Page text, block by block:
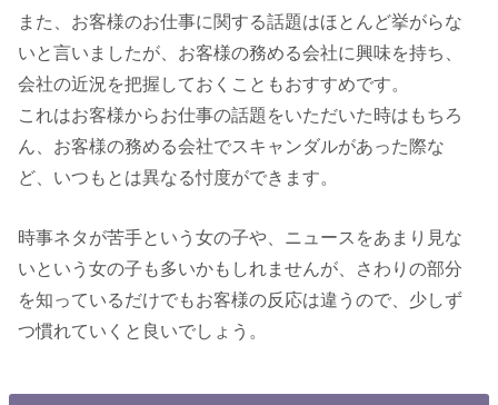
また、お客様のお仕事に関する話題はほとんど挙がらな
いと言いましたが、お客様の務める会社に興味を持ち、
会社の近況を把握しておくこともおすすめです。
これはお客様からお仕事の話題をいただいた時はもちろ
ん、お客様の務める会社でスキャンダルがあった際な
ど、いつもとは異なる忖度ができます。
時事ネタが苦手という女の子や、ニュースをあまり見な
いという女の子も多いかもしれませんが、さわりの部分
を知っているだけでもお客様の反応は違うので、少しず
つ慣れていくと良いでしょう。